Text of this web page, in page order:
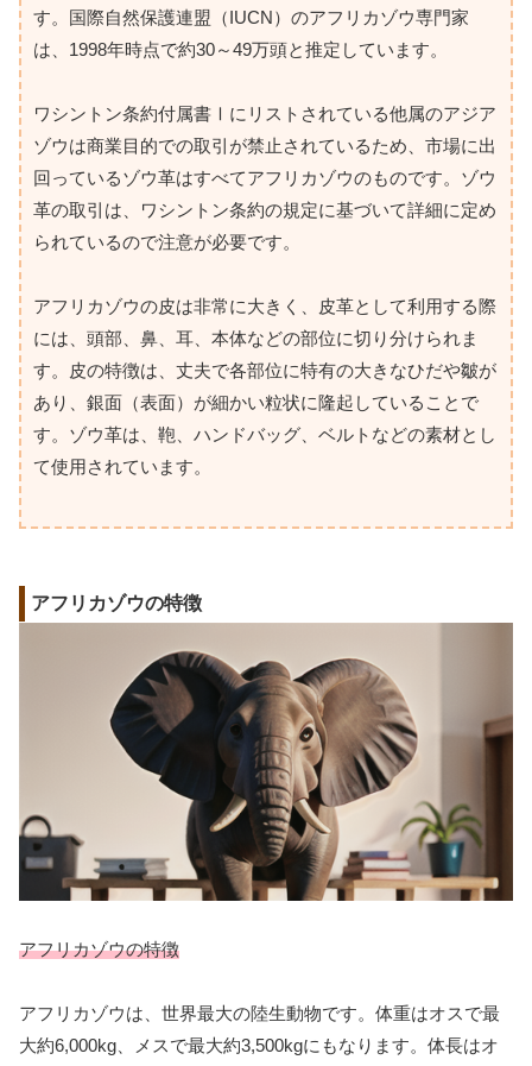
す。国際自然保護連盟（IUCN）のアフリカゾウ専門家
は、1998年時点で約30～49万頭と推定しています。
ワシントン条約付属書Ⅰにリストされている他属のアジア
ゾウは商業目的での取引が禁止されているため、市場に出
回っているゾウ革はすべてアフリカゾウのものです。ゾウ
革の取引は、ワシントン条約の規定に基づいて詳細に定め
られているので注意が必要です。
アフリカゾウの皮は非常に大きく、皮革として利用する際
には、頭部、鼻、耳、本体などの部位に切り分けられま
す。皮の特徴は、丈夫で各部位に特有の大きなひだや皺が
あり、銀面（表面）が細かい粒状に隆起していることで
す。ゾウ革は、鞄、ハンドバッグ、ベルトなどの素材とし
て使用されています。
アフリカゾウの特徴
アフリカゾウの特徴
アフリカゾウは、世界最大の陸生動物です。体重はオスで最
大約6,000kg、メスで最大約3,500kgにもなります。体長はオ